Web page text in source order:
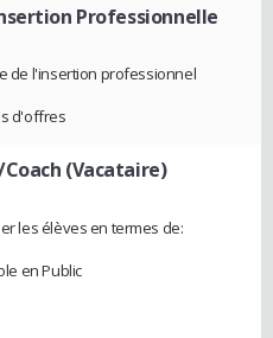
Professionnelle
de l'insertion professionnel
d'offres
(Vacataire)
les élèves en termes de:
en Public